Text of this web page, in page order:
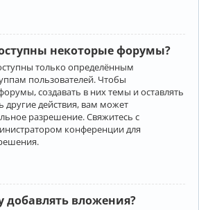
некоторые форумы?
только определённым
пользователей. Чтобы
создавать в них темы и оставлять
действия, вам может
разрешение. Свяжитесь с
конференции для
добавлять вложения?